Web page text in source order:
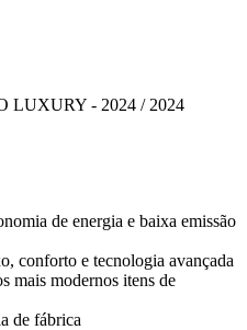
LUXURY - 2024 / 2024
de energia e baixa emissão
conforto e tecnologia avançada
mais modernos itens de
de fábrica